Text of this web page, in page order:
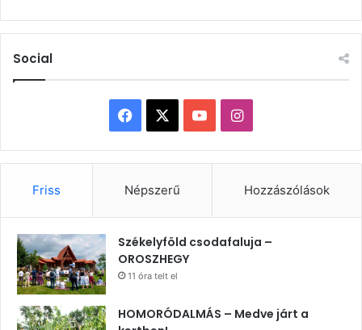
Social
Facebook YouTubeInstagram
Friss Népszerű Hozzászólások
Székelyföld csodafaluja –
OROSZHEGY
11 óra telt el
HOMORÓDALMÁS – Medve járt a